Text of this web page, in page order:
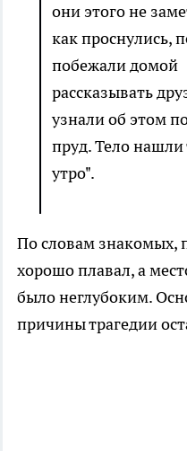
они этого не
как проснулись,
побежали домой
рассказывать
узнали об этом
пруд. Тело
утро".
По словам знакомых,
хорошо плавал, а
было неглубоким.
причины трагедии